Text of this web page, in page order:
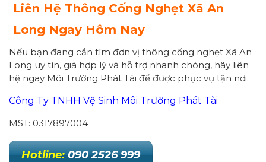
Liên Hệ Thông Cống Nghẹt Xã An
Long Ngay Hôm Nay
Nếu bạn đang cần tìm đơn vị thông cống nghẹt Xã An
Long uy tín, giá hợp lý và hỗ trợ nhanh chóng, hãy liên
hệ ngay Môi Trường Phát Tài để được phục vụ tận nơi.
Công Ty TNHH Vệ Sinh Môi Trường Phát Tài
MST: 0317897004
Hotline: 090 2526 999